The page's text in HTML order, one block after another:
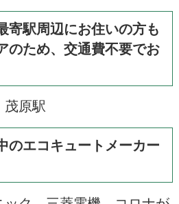
寄駅周辺にお住いの方も
のため、交通費不要でお
原駅
のエコキュートメーカー